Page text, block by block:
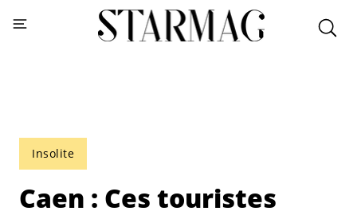
Insolite
Caen : Ces touristes